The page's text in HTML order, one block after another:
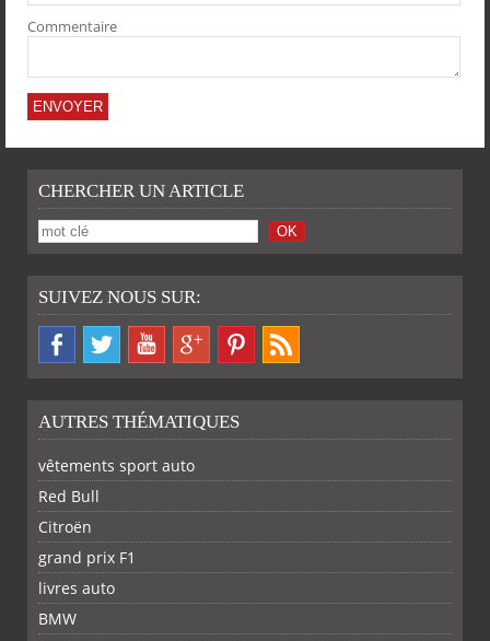
Commentaire
CHERCHER UN ARTICLE
SUIVEZ NOUS SUR:
AUTRES THÉMATIQUES
vêtements sport auto
Red Bull
Citroën
grand prix F1
livres auto
BMW